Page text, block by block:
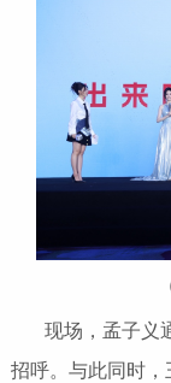
现场，孟子义
招呼。与此同时